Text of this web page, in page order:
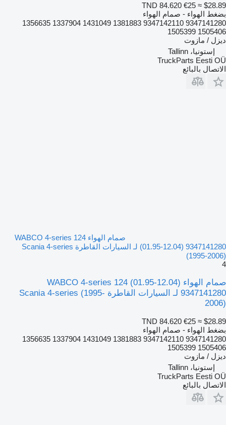
TND 84.620 €25 ≈ $28.89
بضغط الهواء - صمام الهواء
9347141280 9347142110 1381883 1431049 1337904 1356635
1505406 1505399
ديزل / مازوت
إستونيا، Tallinn
TruckParts Eesti OÜ
الاتصال بالبائع
صمام الهواء WABCO 4-series 124
(01.95-12.04) 9347141280 لـ السيارات القاطرة Scania 4-series
(1995-2006)
4
صمام الهواء WABCO 4-series 124 (01.95-12.04)
9347141280 لـ السيارات القاطرة Scania 4-series (1995-
2006)
TND 84.620 €25 ≈ $28.89
بضغط الهواء - صمام الهواء
9347141280 9347142110 1381883 1431049 1337904 1356635
1505406 1505399
ديزل / مازوت
إستونيا، Tallinn
TruckParts Eesti OÜ
الاتصال بالبائع